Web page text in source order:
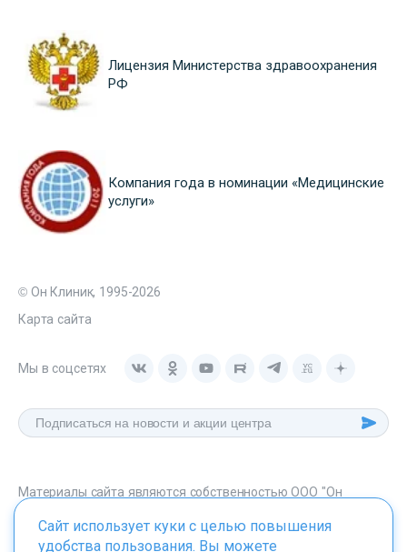
Лицензия Министерства здравоохранения
РФ
Компания года в номинации «Медицинские
услуги»
© Он Клиник, 1995-2026
Карта сайта
Мы в соцсетях
Материалы сайта являются собственностью ООО "Он
Клиник", любое их использование без указания источника -
onclinic.ru запрещено в соответствии со статьей 1259 ГК. РФ.
Сайт использует куки с целью повышения
удобства пользования. Вы можете